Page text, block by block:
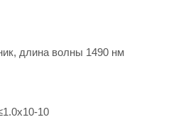
длина волны 1490 нм
10